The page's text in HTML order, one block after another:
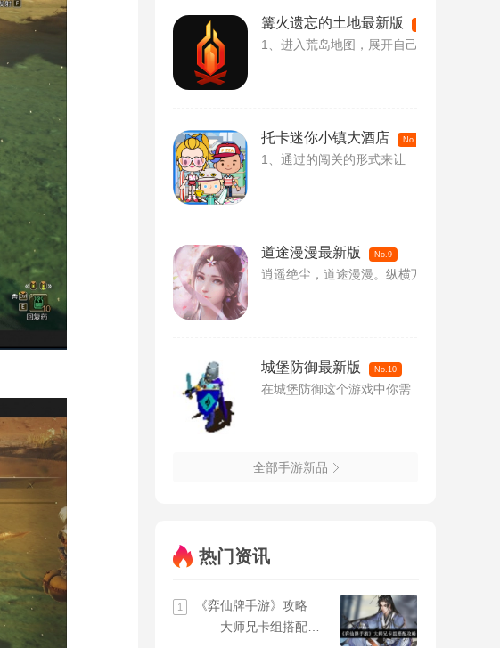
篝火遗忘的土地最新版
1、进入荒岛地图，展开自己
托卡迷你小镇大酒店 No.8
1、通过的闯关的形式来让
道途漫漫最新版 No.9
逍遥绝尘，道途漫漫。纵横万
城堡防御最新版 No.10
在城堡防御这个游戏中你需
全部手游新品
热门资讯
1
《弈仙牌手游》攻略
——大师兄卡组搭配攻